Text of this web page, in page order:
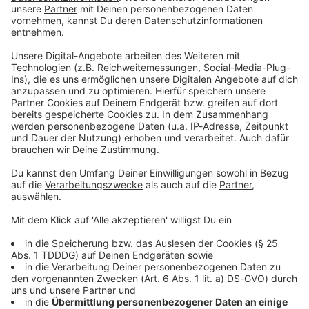
Doppelherz in der
Doppelhaushälfte. Und ein
Julian Heilmann düst seit
zehn Jahren mit dem
Rettungswagen durch
Frankfurt am Main. Der
Notfallsanitäter und
Medizinpädagoge des DRK
hat tausende Einsätze
hier macht selbst er drei
Rote Kreuze. WERBUNG
und alle Infos zu den
„NotAufnahme“:
https://linktr.ee/notaufnah
me Ihr möchtet Werbung in
diesem Podcast schalten?
28.05.2026 20:00 / 33min
Im Puff wird zu viel Druck abgelassen. Kein
Doppelherz in der Doppelhaushälfte. Und ein
düst seit zehn Jahren mit dem Rettungswagen
durch Frankfurt am Main. Der Notfallsanitäter
Einsätze hinter sich — bei diesen hier macht
selbst er drei Rote Kreuze. WERBUNG Hier gibt
es viele Rabatte und alle Infos zu den
Werbepartnern und „NotAufnahme“:
https://linktr.ee/notaufnahme Ihr möchtet
Werbung in diesem Podcast schalten? Schickt
28.05.2026 20:00 / 33min
Durchgeknallt!